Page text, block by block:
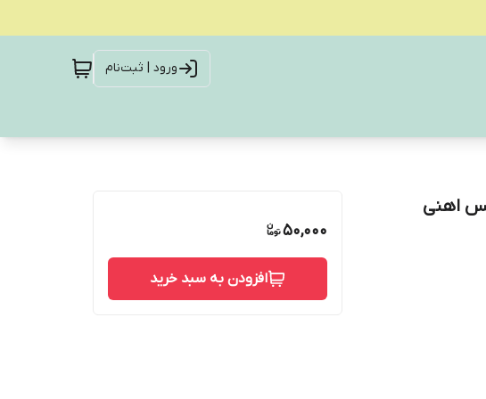
ورود | ثبت‌نام
50,000
افزودن به سبد خرید